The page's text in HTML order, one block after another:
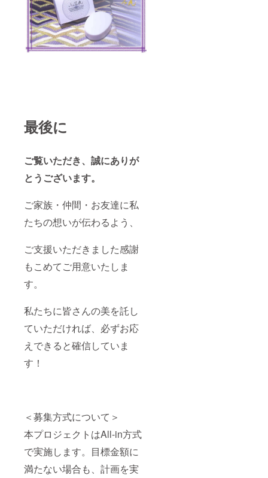
最後に
ご覧いただき、誠にありが
とうございます。
ご家族・仲間・お友達に私
たちの想いが伝わるよう、
ご支援いただきました感謝
もこめてご用意いたしま
す。
私たちに皆さんの美を託し
ていただければ、必ずお応
えできると確信していま
す！
＜募集方式について＞
本プロジェクトはAll-in方式
で実施します。目標金額に
満たない場合も、計画を実